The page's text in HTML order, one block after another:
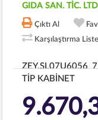
GIDA SAN. TİC.
Çıktı Al
Karşılaştırma
ZEY.SL07U6056
TİP KABİNET